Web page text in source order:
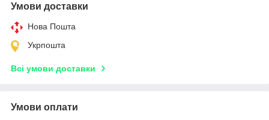
Умови доставки
Нова Пошта
Укрпошта
Всі умови доставки
Умови оплати